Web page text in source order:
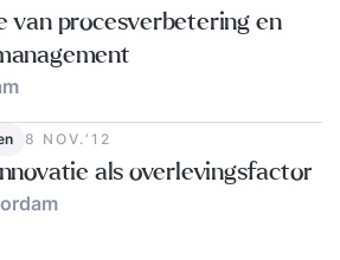
omgeving? Hoe kun je jouw
Hoe maak je het verschil
resultaten? Verankering Na
ontvang je een bericht met
inzichten over het
en ondernemend
verto
van procesverbetering en
8 NOV.‘12
als overlevingsfactor